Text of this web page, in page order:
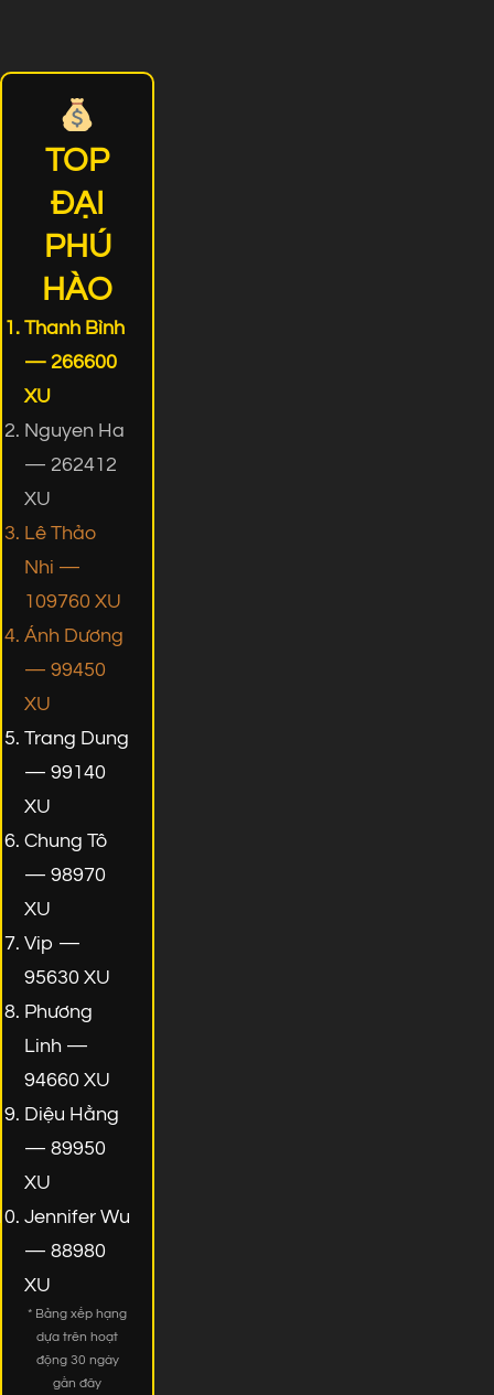
TOP
ĐẠI
PHÚ
HÀO
Thanh Bình
— 266600
XU
Nguyen Ha
— 262412
XU
Lê Thảo
Nhi —
109760 XU
Ánh Dương
— 99450
XU
Trang Dung
— 99140
XU
Chung Tô
— 98970
XU
Vip —
95630 XU
Phương
Linh —
94660 XU
Diệu Hằng
— 89950
XU
Jennifer Wu
— 88980
XU
* Bảng xếp hạng
dựa trên hoạt
động 30 ngày
gần đây